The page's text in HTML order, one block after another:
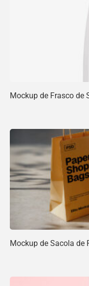
Mockup de Frasco de
Mockup de Sacola de